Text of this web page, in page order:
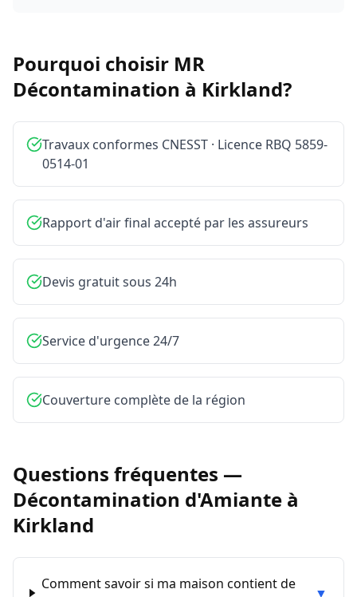
Pourquoi choisir MR
Décontamination à Kirkland?
Travaux conformes CNESST · Licence RBQ 5859-
0514-01
Rapport d'air final accepté par les assureurs
Devis gratuit sous 24h
Service d'urgence 24/7
Couverture complète de la région
Questions fréquentes —
Décontamination d'Amiante à
Kirkland
Comment savoir si ma maison contient de
▼